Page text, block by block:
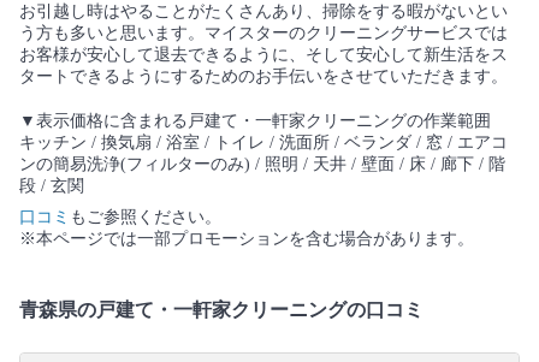
お引越し時はやることがたくさんあり、掃除をする暇がないとい
う方も多いと思います。マイスターのクリーニングサービスでは
お客様が安心して退去できるように、そして安心して新生活をス
タートできるようにするためのお手伝いをさせていただきます。
▼表示価格に含まれる戸建て・一軒家クリーニングの作業範囲
キッチン / 換気扇 / 浴室 / トイレ / 洗面所 / ベランダ / 窓 / エアコ
ンの簡易洗浄(フィルターのみ) / 照明 / 天井 / 壁面 / 床 / 廊下 / 階
段 / 玄関
口コミ もご参照ください。
※本ページでは一部プロモーションを含む場合があります。
青森県の戸建て・一軒家クリーニングの口コミ